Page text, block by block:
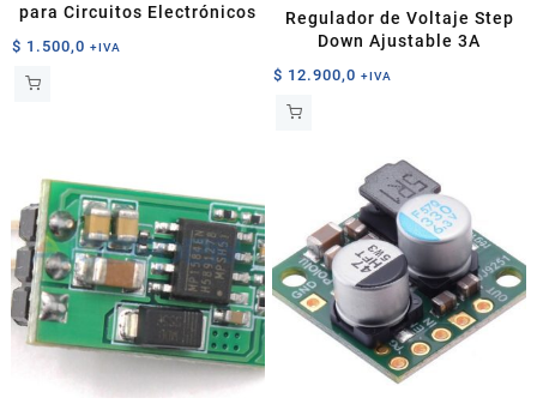
para Circuitos Electrónicos
$ 1.500,0 +IVA
Regulador de Voltaje Step
Down Ajustable 3A
$ 12.900,0 +IVA